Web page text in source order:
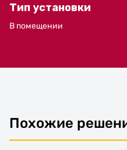
Тип установки
В помещении
Похожие